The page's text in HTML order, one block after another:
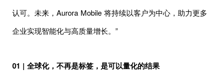
认可。未来，Aurora Mobile 将持续以客户为中心，助力更多
企业实现智能化与高质量增长。”
01 | 全球化，不再是标签，是可以量化的结果